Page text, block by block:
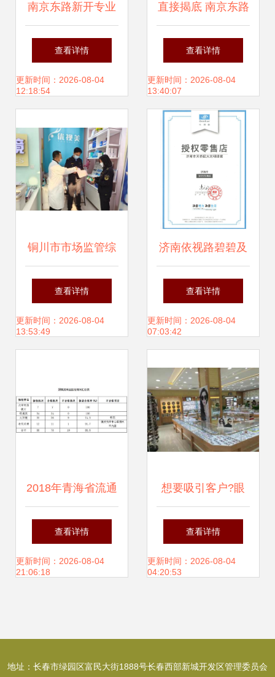
南京东路新开专业
眼镜直销店 医学验
光+一线品牌，成
格局
查看详情
更新时间：2026-08-04
12:18:54
直接揭底 南京东路
写字楼里，一个“反
暴利”的眼镜店悄悄
开张了
查看详情
更新时间：2026-08-04
13:40:07
铜川市市场监管综
合执法支队开展眼
镜销售市场专项整
查看详情
更新时间：2026-08-04
13:53:49
济南依视路碧碧及
亚全系树脂镜片性
价比之选 1.56 VS
面指南
查看详情
更新时间：2026-08-04
07:03:42
2018年青海省流通
领域商品质量抽检
样品合格率
查看详情
更新时间：2026-08-04
21:06:18
想要吸引客户?眼
镜店你要这
样“玩”商品!
查看详情
更新时间：2026-08-04
04:20:53
地址：长春市绿园区富民大街1888号长春西部新城开发区管理委员会